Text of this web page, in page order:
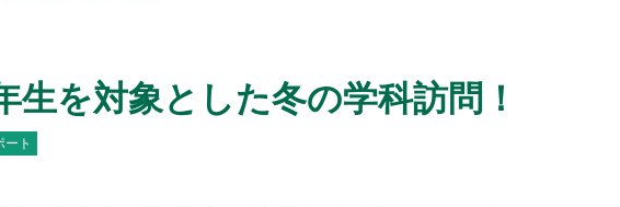
生を対象とした冬の学科訪問！
ート